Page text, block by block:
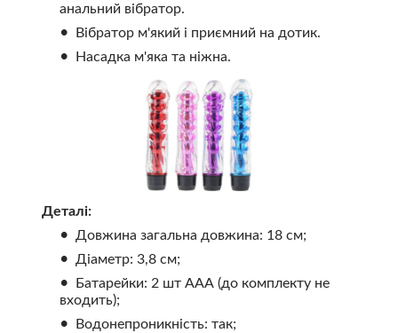
анальний вібратор.
Вібратор м'який і приємний на дотик.
Насадка м'яка та ніжна.
Деталі:
Довжина загальна довжина: 18 см;
Діаметр: 3,8 см;
Батарейки: 2 шт ААА (до комплекту не
входить);
Водонепроникність: так;